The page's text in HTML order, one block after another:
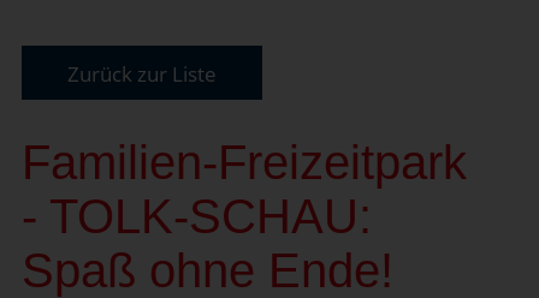
Zurück zur Liste
Familien-Freizeitpark
- TOLK-SCHAU:
Spaß ohne Ende!